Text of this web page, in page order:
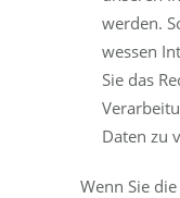
werden.
wessen
Sie das
Daten zu
Wenn Sie